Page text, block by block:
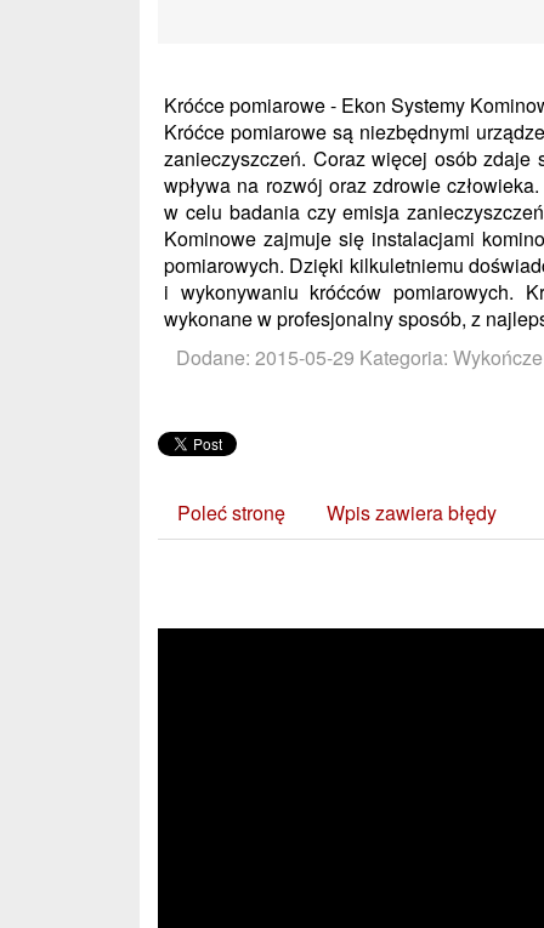
Króćce pomiarowe - Ekon Systemy
Króćce pomiarowe są niezbędnymi
zanieczyszczeń. Coraz więcej osób
wpływa na rozwój oraz zdrowie
w celu badania czy emisja
Kominowe zajmuje się instalacjami
pomiarowych. Dzięki kilkuletniemu
i wykonywaniu króćców pomiarowych.
wykonane w profesjonalny sposób, z
Dodane: 2015-05-29 Kategoria:
Poleć stronę Wpis zawiera błędy